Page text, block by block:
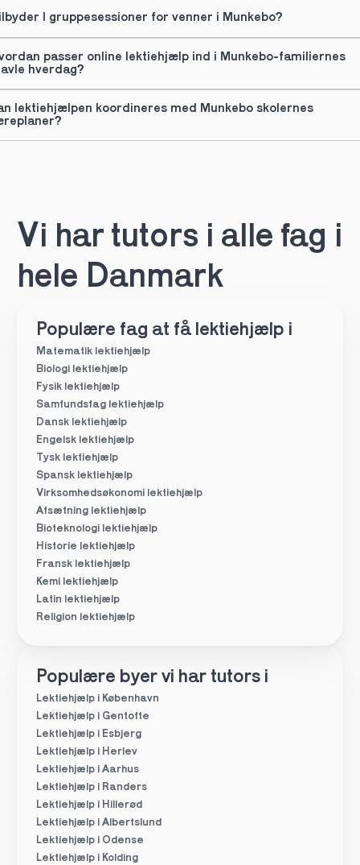
I gruppesessioner for venner i Munkebo?
passer online lektiehjælp ind i Munkebo-familiernes
hverdag?
lektiehjælpen koordineres med Munkebo skolernes
Vi har tutors i alle fag i
hele Danmark
Populære fag at få lektiehjælp i
Matematik lektiehjælp
Biologi lektiehjælp
Fysik lektiehjælp
Samfundsfag lektiehjælp
Dansk lektiehjælp
Engelsk lektiehjælp
Tysk lektiehjælp
Spansk lektiehjælp
Virksomhedsøkonomi lektiehjælp
Afsætning lektiehjælp
Bioteknologi lektiehjælp
Historie lektiehjælp
Fransk lektiehjælp
Kemi lektiehjælp
Latin lektiehjælp
Religion lektiehjælp
Populære byer vi har tutors i
Lektiehjælp i København
Lektiehjælp i Gentofte
Lektiehjælp i Esbjerg
Lektiehjælp i Herlev
Lektiehjælp i Aarhus
Lektiehjælp i Randers
Lektiehjælp i Hillerød
Lektiehjælp i Albertslund
Lektiehjælp i Odense
Lektiehjælp i Kolding